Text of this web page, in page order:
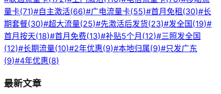
量卡(71)#自主激活(66)#广电流量卡(55)#首月免租 (30)#长
期套餐(30)#超大流量(25)#先激活后发货(23)#发全国(19)#
首月按天(18)#首月免费(13)#补贴5个月 (12)#三照发全国
(12)#长期流量(10)#2年优惠(9)#本地归属(9)#只发广东
(9)#4年优惠(8)
最新文章